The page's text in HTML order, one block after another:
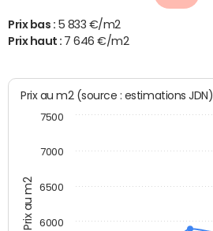
Prix bas : 5 833 €/m2
Prix haut : 7 646 €/m2
Prix au m2
Prix au m2 (source : estimations JDN)
6000
6500
7000
7500